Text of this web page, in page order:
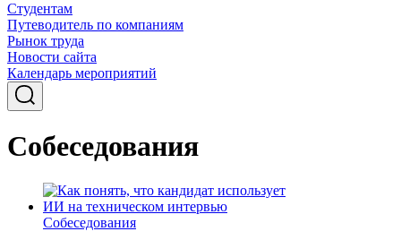
Студентам
Путеводитель по компаниям
Рынок труда
Новости сайта
Календарь мероприятий
Собеседования
Собеседования